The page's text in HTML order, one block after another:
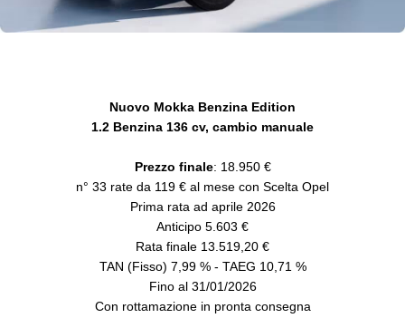
Nuovo Mokka Benzina Edition
1.2 Benzina 136 cv, cambio manuale
Prezzo finale: 18.950 €
n° 33 rate da 119 € al mese con Scelta Opel
Prima rata ad aprile 2026
Anticipo 5.603 €
Rata finale 13.519,20 €
TAN (Fisso) 7,99 % - TAEG 10,71 %
Fino al 31/01/2026
Con rottamazione in pronta consegna